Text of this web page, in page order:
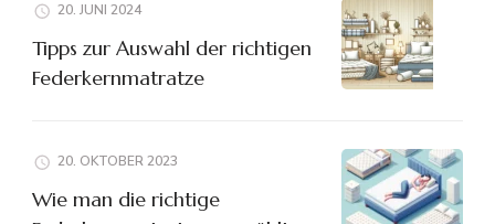
20. JUNI 2024
Tipps zur Auswahl der richtigen
Federkernmatratze
20. OKTOBER 2023
Wie man die richtige